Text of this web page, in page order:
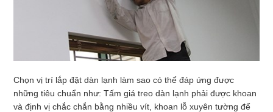
Chọn vị trí lắp đặt dàn lạnh làm sao có thể đáp ứng được
những tiêu chuẩn như: Tấm giá treo dàn lạnh phải được khoan
và định vị chắc chắn bằng nhiều vít, khoan lỗ xuyên tường để